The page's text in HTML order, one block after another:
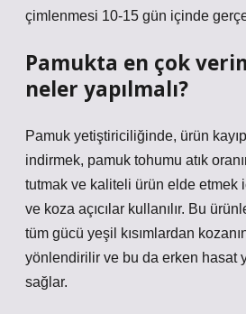
çimlenmesi 10-15 gün içinde
Pamukta en çok
neler yapılmalı?
Pamuk yetiştiriciliğinde, ürün
indirmek, pamuk tohumu atık
tutmak ve kaliteli ürün elde etmek
ve koza açıcılar kullanılır. Bu
tüm gücü yeşil kısımlardan
yönlendirilir ve bu da erken hasat
sağlar.